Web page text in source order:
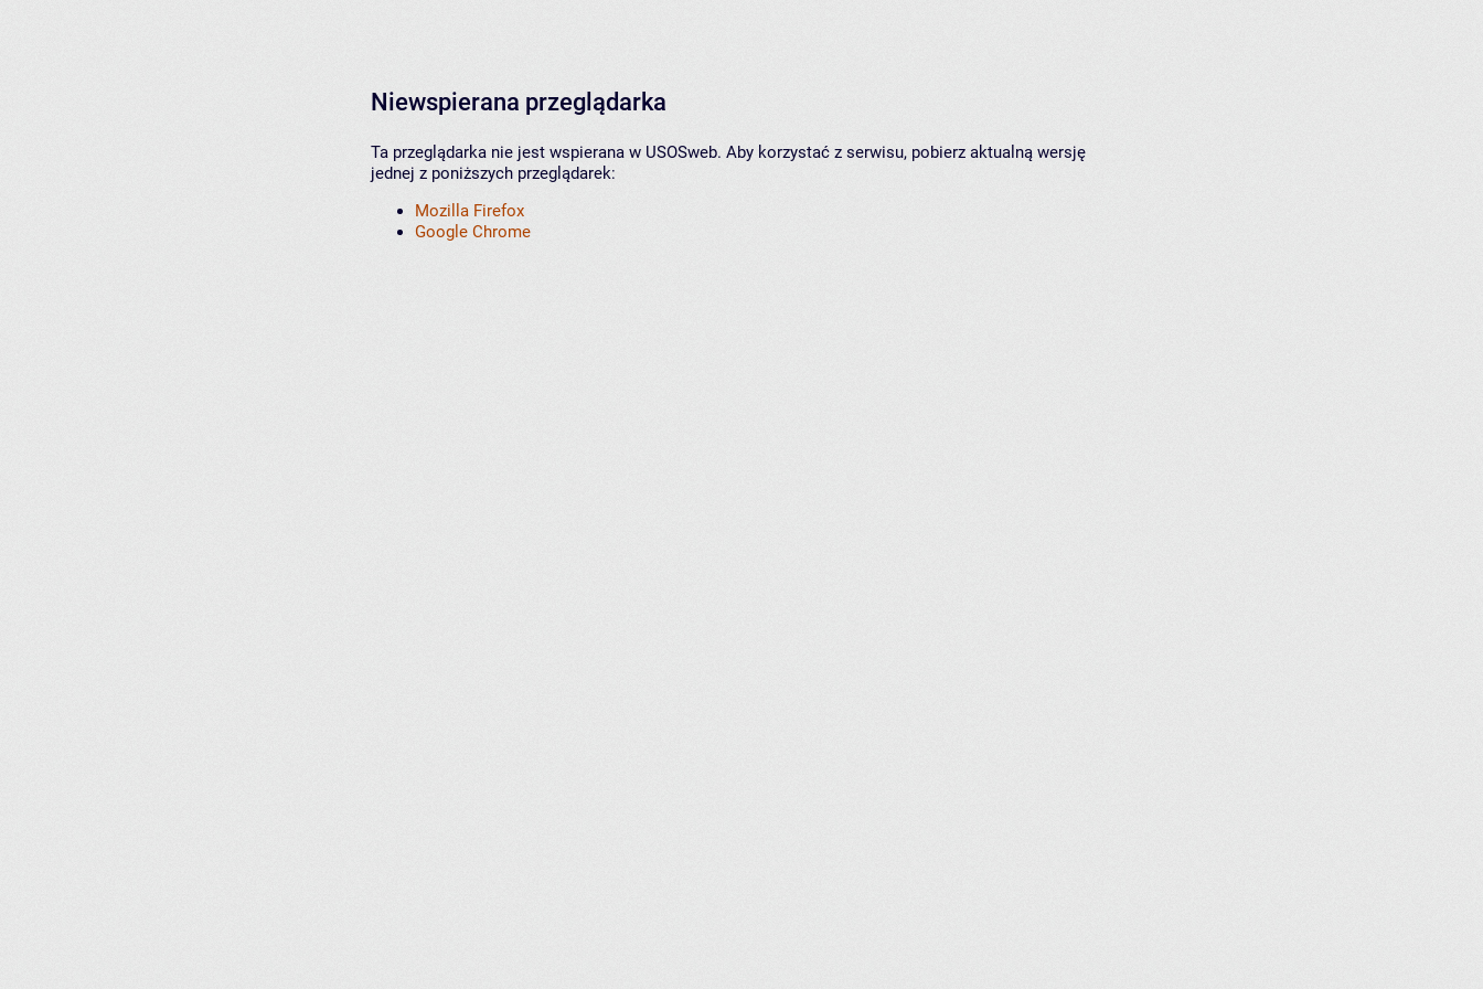
Niewspierana przeglądarka
Ta przeglądarka nie jest wspierana w USOSweb. Aby korzystać z serwisu, pobierz aktualną wersję
jednej z poniższych przeglądarek:
Mozilla Firefox
Google Chrome